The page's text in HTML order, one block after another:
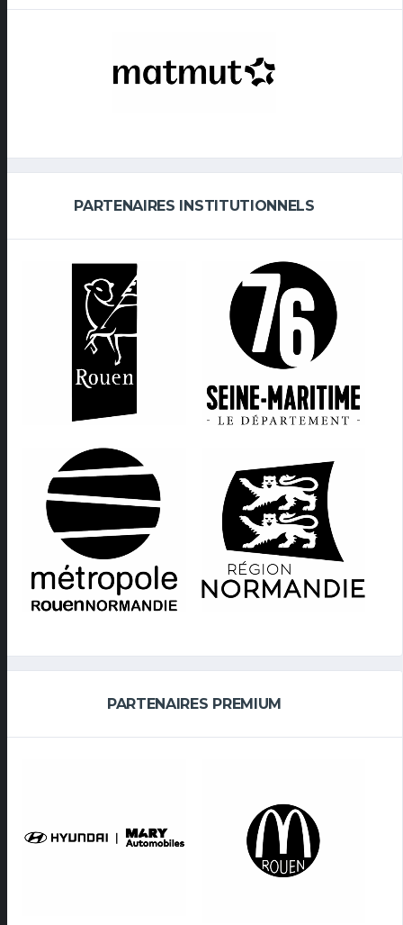
PARTENAIRES INSTITUTIONNELS
PARTENAIRES PREMIUM